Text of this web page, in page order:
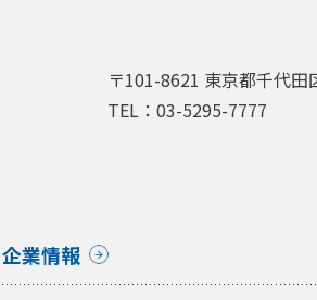
〒101-8621 東京都千代
TEL：03-5295-7777
企業情報